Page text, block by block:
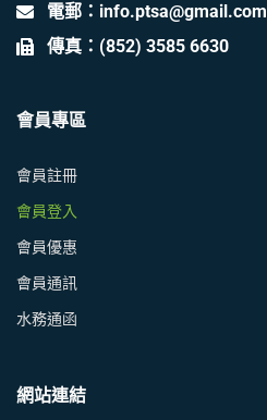
電郵：info.ptsa@gmail.com
傳真：(852) 3585 6630
會員專區
會員註冊
會員登入
會員優惠
會員通訊
水務通函
網站連結